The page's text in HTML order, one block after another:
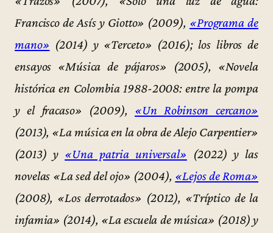
Francisco de Asís y Giotto» (2009), «Programa de
mano» (2014) y «Terceto» (2016); los libros de
ensayos «Música de pájaros» (2005), «Novela
histórica en Colombia 1988-2008: entre la pompa
y el fracaso» (2009), «Un Robinson cercano»
(2013), «La música en la obra de Alejo Carpentier»
(2013) y «Una patria universal» (2022) y las
novelas «La sed del ojo» (2004), «Lejos de Roma»
(2008), «Los derrotados» (2012), «Tríptico de la
infamia» (2014), «La escuela de música» (2018) y